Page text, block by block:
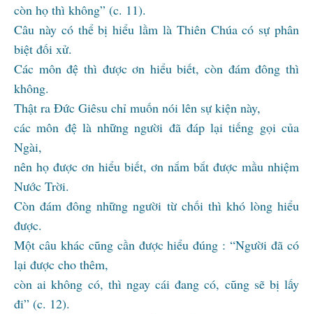
còn họ thì không” (c. 11).
Câu này có thể bị hiểu lầm là Thiên Chúa có sự phân
biệt đối xử.
Các môn đệ thì được ơn hiểu biết, còn đám đông thì
không.
Thật ra Đức Giêsu chỉ muốn nói lên sự kiện này,
các môn đệ là những người đã đáp lại tiếng gọi của
Ngài,
nên họ được ơn hiểu biết, ơn nắm bắt được mầu nhiệm
Nước Trời.
Còn đám đông những người từ chối thì khó lòng hiểu
được.
Một câu khác cũng cần được hiểu đúng : “Người đã có
lại được cho thêm,
còn ai không có, thì ngay cái đang có, cũng sẽ bị lấy
đi” (c. 12).